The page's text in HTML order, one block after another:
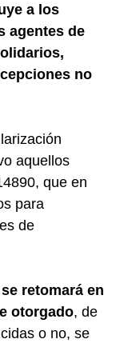
a los
agentes de
no
aquellos
que en
para
de
retomará en
otorgado, de
o no, se